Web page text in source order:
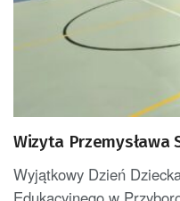
Wizyta Przemysława
Wyjątkowy Dzień